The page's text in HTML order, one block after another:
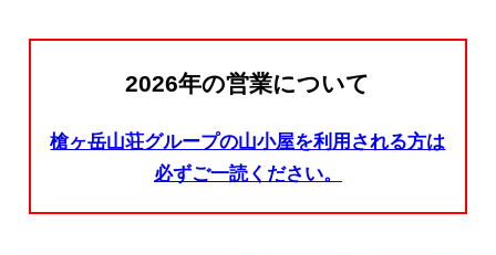
2026年の営業について
槍ヶ岳山荘グループの山小屋を利用される方は
必ずご一読ください。